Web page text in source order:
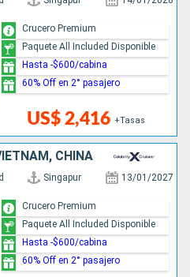
US$ 2,416 +Tasas
Crucero Premium
Paquete All Included Disponible
Hasta -$600/cabina
60% Off en 2° pasajero
CHINA
Singapur 13/01/2027
Crucero Premium
Paquete All Included Disponible
Hasta -$600/cabina
60% Off en 2° pasajero